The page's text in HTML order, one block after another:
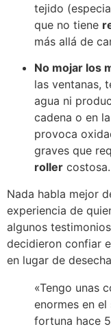
tejido
que no tiene
más allá de
No mojar los
las ventanas,
agua ni
cadena o en
provoca
graves que
roller costosa.
Nada habla mejor
experiencia de
algunos
decidieron confiar
en lugar de
«Tengo unas
enormes en
fortuna hace